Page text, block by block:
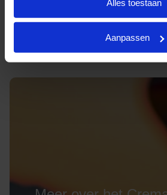
Alles toestaan
Aanpassen
Neemt u dan geheel vrijblijvend
telefoonnummer085 01 6 0614.